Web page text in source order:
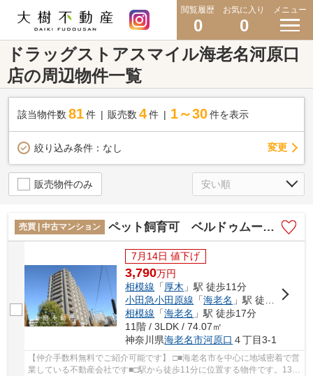
閲覧履歴
0
お気に入り
0
メニュー
ドラッグストアスマイル海老名河原口
店の周辺物件一覧
該当物件数 81件 販売数 4 件 1～30 件を表示
絞り込み条件： なし 変更
販売物件のみ
売買 | 中古マンション ペット飼育可 ベルドゥムール海老名弐番館11階３LDKリフォーム済み【仲介手数料無料】
7月14日 値下げ
3,790万円
相模線 「厚木 」駅 徒歩11分
小田急小田原線 「海老名 」駅 徒歩17分
相模線 「海老名 」駅 徒歩17分
11階 / 3LDK / 74.07㎡
神奈川県海老名市河原口 ４丁目3-1
【仲介手数料無料でご紹介可能です】 □■海老名市を中心に地域密着で営
業している不動産会社です■□駅から徒歩11分に位置する物件です。13階